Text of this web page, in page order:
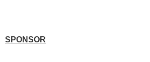
SPONSOR